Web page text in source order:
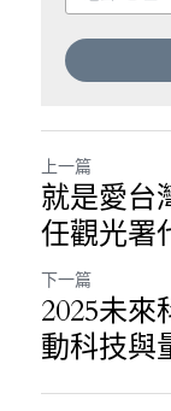
上一篇
就是愛台
任觀光署
下一篇
2025未
動科技與